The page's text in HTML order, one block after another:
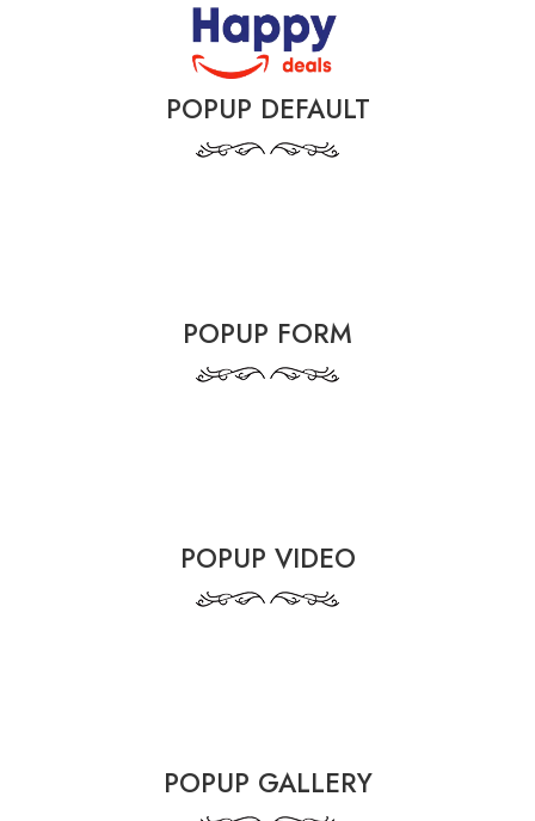
POPUP DEFAULT
POPUP FORM
POPUP VIDEO
POPUP GALLERY